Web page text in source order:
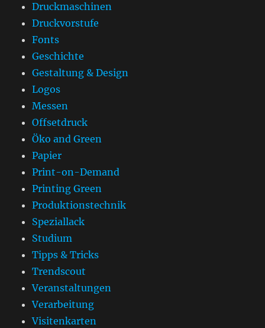
Druckmaschinen
Druckvorstufe
Fonts
Geschichte
Gestaltung & Design
Logos
Messen
Offsetdruck
Öko and Green
Papier
Print-on-Demand
Printing Green
Produktionstechnik
Speziallack
Studium
Tipps & Tricks
Trendscout
Veranstaltungen
Verarbeitung
Visitenkarten